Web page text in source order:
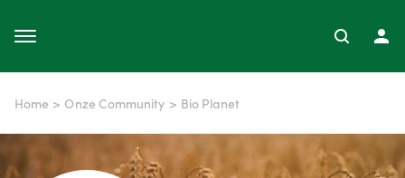
Home > Onze Community > Bio Planet